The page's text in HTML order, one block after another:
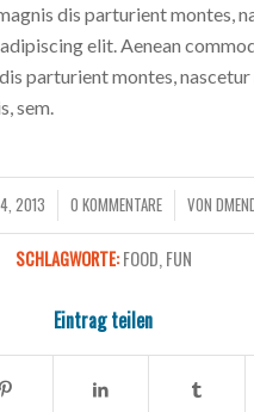
dis parturient montes,
elit. Aenean
parturient montes, nascetur
sem.
2013 0 KOMMENTARE
/ VON
SCHLAGWORTE: FOOD,FUN
Eintrag teilen